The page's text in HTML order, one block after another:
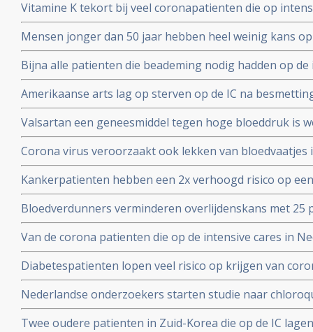
studieprotocol
Vitamine K tekort bij veel coronapatienten die op
en beademing nodig hadden blijkt uit Nederlands
Mensen jonger dan 50 jaar hebben heel weinig kans
met het coronavirus, blijkt uit onderzoek van de
Bijna alle patienten die beademing nodig hadden op
Yorkse ziekenhuizen overleden (88 procent).
waren de belangrijkste factoren
Amerikaanse arts lag op sterven op de IC na
infusen met hoge dosis vitamine C redde zijn leven
Valsartan een geneesmiddel tegen hoge bloeddruk is
het corona virus. Nederlandse onderzoekers aan de
gerandomiseerd onderzoek. ]
Corona virus veroorzaakt ook lekken van
de ACE2-receptoren en maakt dit corona virus nog
onderzoekers aan de Radboud universiteit
Kankerpatienten hebben een 2x verhoogd risico op
virus blijkt uit studie in Wujang. Waarschijnlijk doordat
Bloedverdunners verminderen overlijdenskans met
corona virus die een SOHA score - sepsis-
hadden bij opname op de Intensive Care
Van de corona patienten die op de intensive cares in
32 procent mensen met ernstig overgewicht en
Diabetespatienten lopen veel risico op krijgen van
eerste Nederlandse onderzoek onder 100 patienten.
Nederlandse onderzoekers starten studie naar
patienten die besmet zijn met het coronavirus - COVID-
Twee oudere patienten in Zuid-Korea die op de IC